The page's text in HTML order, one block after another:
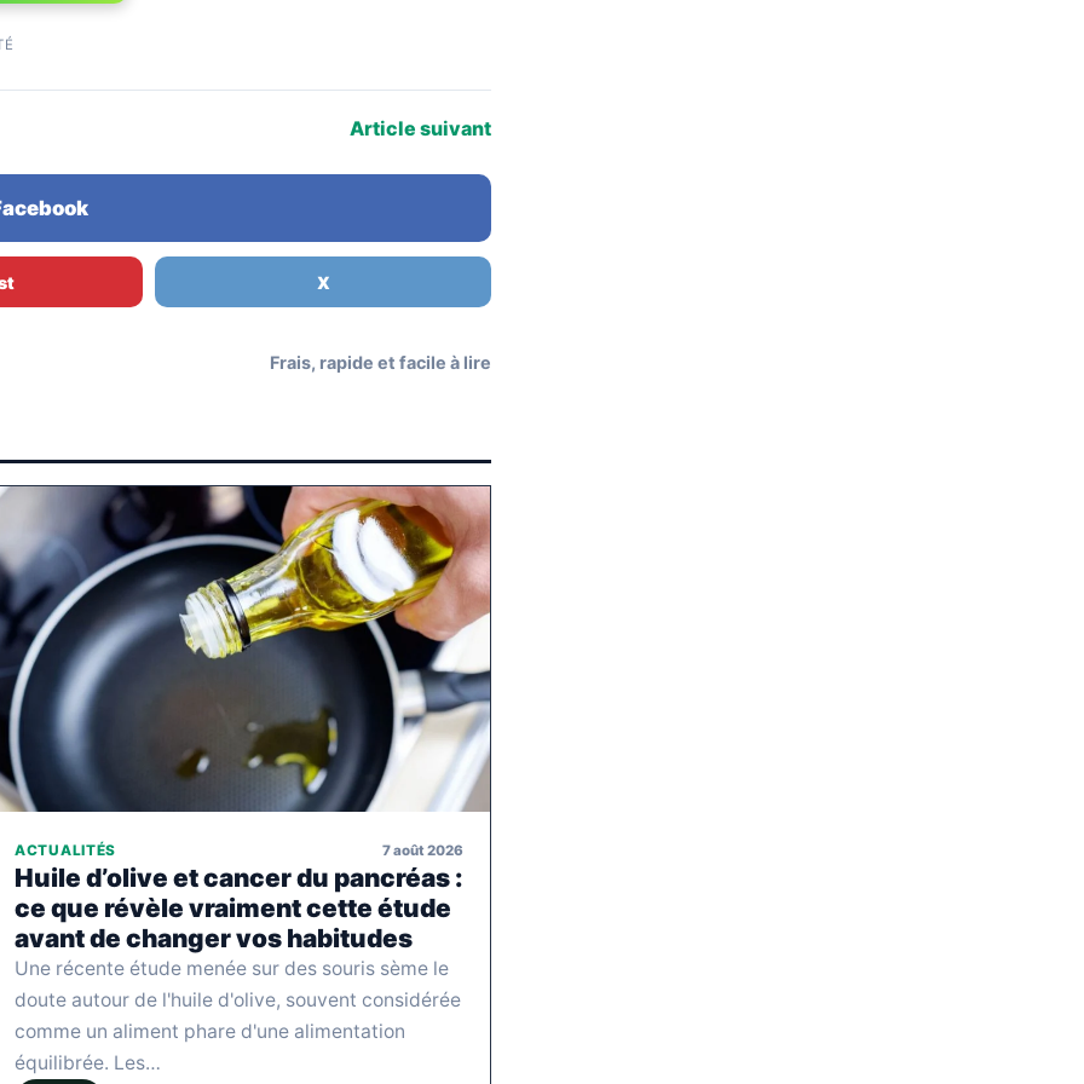
Article suivant
X
Frais, rapide et facile à lire
ACTUALITÉS 7 août 2026
Huile d’olive et cancer du pancréas :
ce que révèle vraiment cette étude
avant de changer vos habitudes
Une récente étude menée sur des souris sème le
doute autour de l'huile d'olive, souvent considérée
comme un aliment phare d'une alimentation
équilibrée. Les…